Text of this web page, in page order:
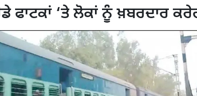
ਫਾਟਕਾਂ ‘ਤੇ ਲੋਕਾਂ ਨੂੰ ਖ਼ਬਰਦਾਰ